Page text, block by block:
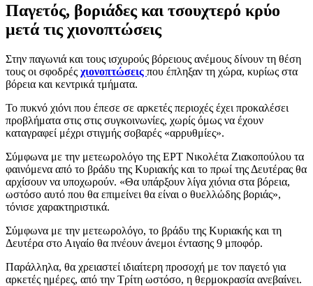
Παγετός, βοριάδες και τσουχτερό κρύο
μετά τις χιονοπτώσεις
Στην παγωνιά και τους ισχυρούς βόρειους ανέμους δίνουν τη θέση
τους οι σφοδρές χιονοπτώσεις που έπληξαν τη χώρα, κυρίως στα
βόρεια και κεντρικά τμήματα.
Το πυκνό χιόνι που έπεσε σε αρκετές περιοχές έχει προκαλέσει
προβλήματα στις στις συγκοινωνίες, χωρίς όμως να έχουν
καταγραφεί μέχρι στιγμής σοβαρές «αρρυθμίες».
Σύμφωνα με την μετεωρολόγο της ΕΡΤ Νικολέτα Ζιακοπούλου τα
φαινόμενα από το βράδυ της Κυριακής και το πρωί της Δευτέρας θα
αρχίσουν να υποχωρούν. «Θα υπάρξουν λίγα χιόνια στα βόρεια,
ωστόσο αυτό που θα επιμείνει θα είναι ο θυελλώδης βοριάς»,
τόνισε χαρακτηριστικά.
Σύμφωνα με την μετεωρολόγο, το βράδυ της Κυριακής και τη
Δευτέρα στο Αιγαίο θα πνέουν άνεμοι έντασης 9 μποφόρ.
Παράλληλα, θα χρειαστεί ιδιαίτερη προσοχή με τον παγετό για
αρκετές ημέρες, από την Τρίτη ωστόσο, η θερμοκρασία ανεβαίνει.